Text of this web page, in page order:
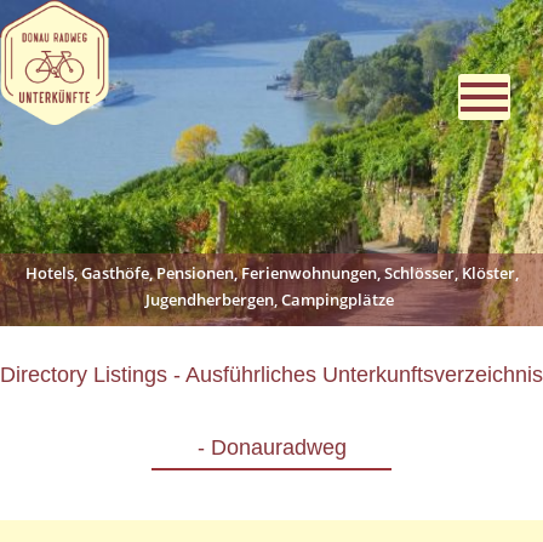
Hotels, Gasthöfe, Pensionen, Ferienwohnungen, Schlösser, Klöster,
Jugendherbergen, Campingplätze
Directory Listings - Ausführliches Unterkunftsverzeichnis
- Donauradweg